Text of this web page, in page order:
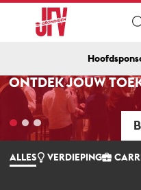
ONTDEK JOUW
ALLES VERDIEPING